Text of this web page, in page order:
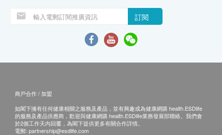
訂閱
商戶合作 / 加盟
如閣下擁有任何健康相關之服務及產品，並有興趣成為健康網購 health.ESDlife
的服務及產品供應商，歡迎與健康網購 health.ESDlife業務發展部聯絡。我們會
於2個工作天內回覆，為閣下提供更多有關合作詳情。
電郵: partnership@esdlife.com